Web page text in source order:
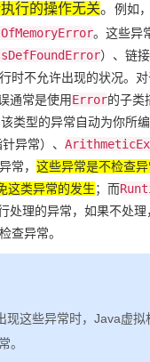
行的操作无关。 例如
。这些异
）、链
时不允许出现的状况。
通常是使用Error的子类
该类型的异常自动为你所
针异常）、
常， 这些异常是不检查
这类异常的发生；而
处理的异常，如果不处
查异常。
这些异常时，Java虚
。